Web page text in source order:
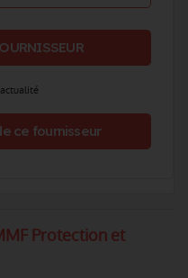
ce fournisseur
Protection et